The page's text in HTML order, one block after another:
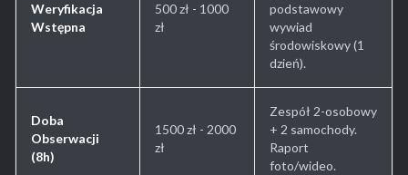
Weryfikacja
Wstępna
500 zł - 1000
zł
podstawowy
wywiad
środowiskowy (1
dzień).
Doba
Obserwacji
(8h)
1500 zł - 2000
zł
Zespół 2-osobowy
+ 2 samochody.
Raport
foto/wideo.